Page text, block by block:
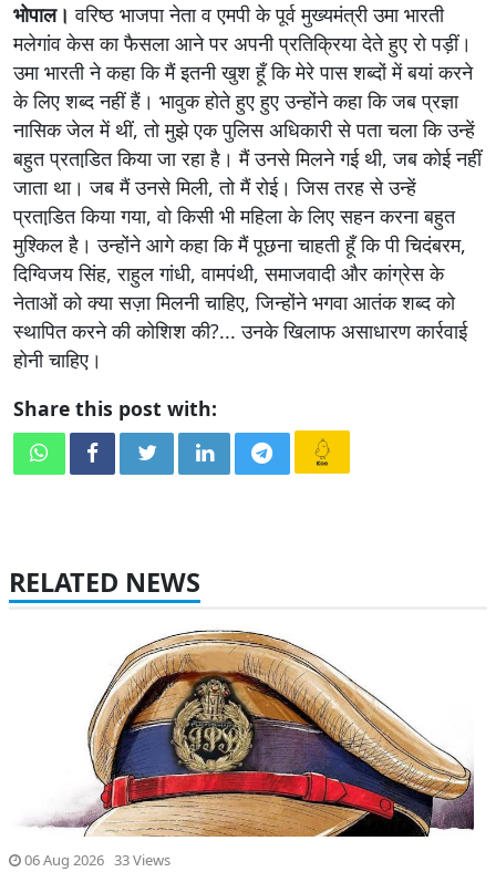
भोपाल।वरिष्ठ भाजपा नेता व एमपी के पूर्व मुख्यमंत्री उमा भारती
मलेगांव केस का फैसला आने पर अपनी प्रतिक्रिया देते हुए रो पड़ीं।
उमा भारती ने कहा कि मैं इतनी खुश हूँ कि मेरे पास शब्दों में बयां करने
के लिए शब्द नहीं हैं। भावुक होते हुए हुए उन्होंने कहा कि जब प्रज्ञा
नासिक जेल में थीं, तो मुझे एक पुलिस अधिकारी से पता चला कि उन्हें
बहुत प्रताडि़त किया जा रहा है। मैं उनसे मिलने गई थी, जब कोई नहीं
जाता था। जब मैं उनसे मिली, तो मैं रोई। जिस तरह से उन्हें
प्रताडि़त किया गया, वो किसी भी महिला के लिए सहन करना बहुत
मुश्किल है। उन्होंने आगे कहा कि मैं पूछना चाहती हूँ कि पी चिदंबरम,
दिग्विजय सिंह, राहुल गांधी, वामपंथी, समाजवादी और कांग्रेस के
नेताओं को क्या सज़ा मिलनी चाहिए, जिन्होंने भगवा आतंक शब्द को
स्थापित करने की कोशिश की?... उनके खिलाफ असाधारण कार्रवाई
होनी चाहिए।
Share this post with:
RELATED NEWS
06 Aug 2026 33 Views